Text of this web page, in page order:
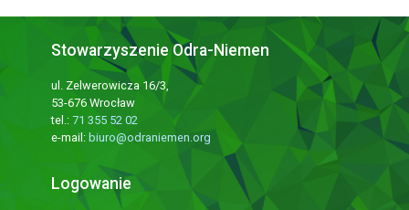
Stowarzyszenie Odra-Niemen
ul. Zelwerowicza 16/3,
53-676 Wrocław
tel.: 71 355 52 02
e-mail: biuro@odraniemen.org
Logowanie